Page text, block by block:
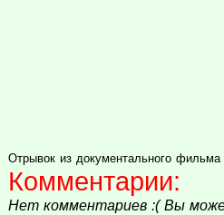
Отрывок из документального
Комментарии:
Нет комментариев :( Вы